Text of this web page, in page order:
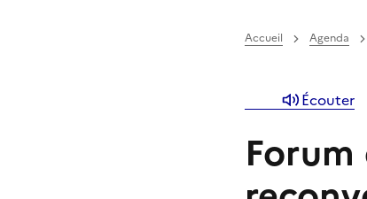
Accueil Agenda
Écouter